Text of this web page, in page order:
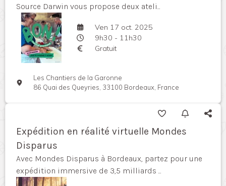
Source Darwin vous propose deux ateli...
Ven 17 oct. 2025
9h30 - 11h30
Gratuit
Les Chantiers de la Garonne
86 Quai des Queyries, 33100 Bordeaux, France
Expédition en réalité virtuelle Mondes
Disparus
Avec Mondes Disparus à Bordeaux, partez pour une
expédition immersive de 3,5 milliards ...